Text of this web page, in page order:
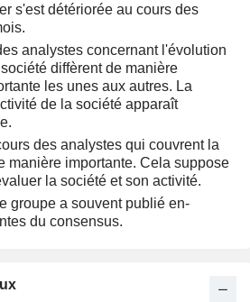
s'est détériorée au cours des
analystes concernant l'évolution
diffèrent de manière
les unes aux autres. La
de la société apparaît
des analystes qui couvrent la
manière importante. Cela suppose
la société et son activité.
groupe a souvent publié en-
du consensus.